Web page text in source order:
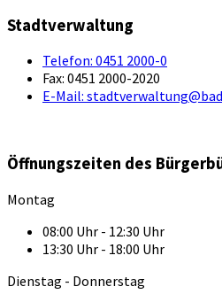
Stadtverwaltung
Telefon: 0451 2000-0
Fax: 0451 2000-2020
E-Mail:
Öffnungszeiten des
Montag
08:00 Uhr - 12:30 Uhr
13:30 Uhr - 18:00 Uhr
Dienstag - Donnerstag